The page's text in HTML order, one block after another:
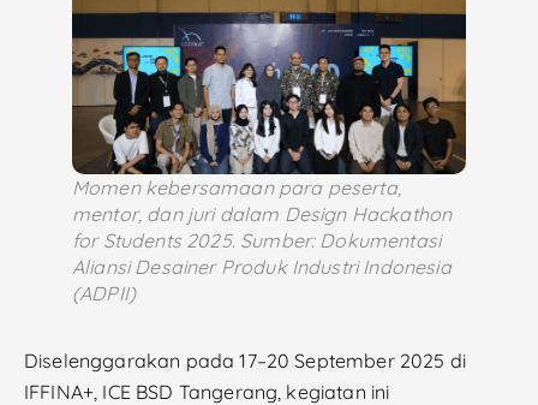
Momen kebersamaan para peserta,
mentor, dan juri dalam Design Hackathon
for Students 2025. Sumber: Dokumentasi
Aliansi Desainer Produk Industri Indonesia
(ADPII)
Diselenggarakan pada 17–20 September 2025 di
IFFINA+, ICE BSD Tangerang, kegiatan ini